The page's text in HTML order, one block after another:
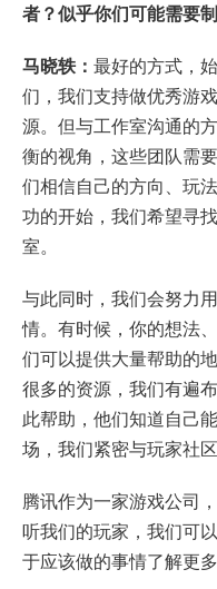
者？似乎你们可能需要
马晓轶： 最好的方式，
们，我们支持做优秀游
源。但与工作室沟通的
衡的视角，这些团队需
们相信自己的方向、玩
功的开始，我们希望寻
室。
与此同时，我们会努力
情。有时候，你的想法
们可以提供大量帮助的
很多的资源，我们有遍
此帮助，他们知道自己
场，我们紧密与玩家社区
腾讯作为一家游戏公司
听我们的玩家，我们可
于应该做的事情了解更多